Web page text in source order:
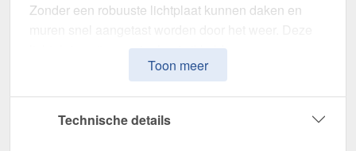
Zonder een robuuste lichtplaat kunnen daken en
lichtplaten zijn speciaal ontwikkeld om een
robuuste en duurzame oplossing voor
weerstand en een weerbestendig oppervlak.
Toon meer
Technische details